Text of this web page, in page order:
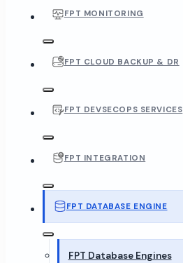
FPT MONITORING
FPT CLOUD BACKUP & DR
FPT DEVSECOPS SERVICES
FPT INTEGRATION
FPT DATABASE ENGINE
FPT Database Engines